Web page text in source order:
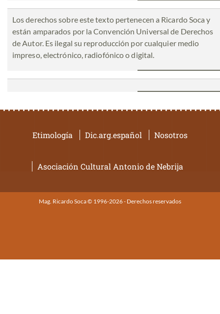
Los derechos sobre este texto pertenecen a Ricardo Soca y
están amparados por la Convención Universal de Derechos
de Autor. Es ilegal su reproducción por cualquier medio
impreso, electrónico, radiofónico o digital.
Etimología Dic.arg.español Nosotros
Asociación Cultural Antonio de Nebrija
Mag. Ricardo Soca © 1996-2026 - Derechos reservados